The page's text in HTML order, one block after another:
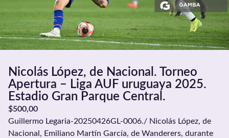
Nicolás López, de Nacional. Torneo
Apertura – Liga AUF uruguaya 2025.
Estadio Gran Parque Central.
$500,00
Guillermo Legaria-20250426GL-0006./ Nicolás López, de
Nacional, Emiliano Martín García, de Wanderers, durante